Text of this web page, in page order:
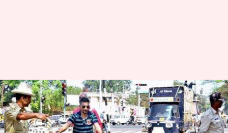
ट्रैफिक नियम उल्लंघन पर अब
अधिक जुर्माना, कट सकता है एक
लाख रुपये तक का चालान